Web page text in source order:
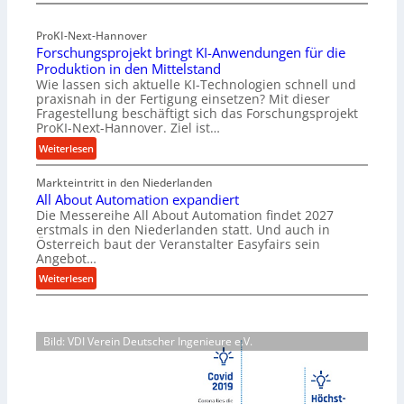
f
h
r
u
n
g
e
n
e
r
h
ö
h
e
n
d
i
P
e
M
t
e
r
i
a
l
v
e
o
r
g
u
n
g
n
t
ProKI-Next-Hannover
Forschungsprojekt bringt KI-Anwendungen für die
Produktion in den Mittelstand
Wie lassen sich aktuelle KI-Technologien schnell und
praxisnah in der Fertigung einsetzen? Mit dieser
Fragestellung beschäftigt sich das Forschungsprojekt
ProKI-Next-Hannover. Ziel ist…
Weiterlesen:
F
o
r
s
c
h
u
n
p
r
Markteintritt in den Niederlanden
All About Automation expandiert
Die Messereihe All About Automation findet 2027
erstmals in den Niederlanden statt. Und auch in
Österreich baut der Veranstalter Easyfairs sein
Angebot…
Weiterlesen:
A
l
A
Bild: VDI Verein Deutscher Ingenieure e.V.